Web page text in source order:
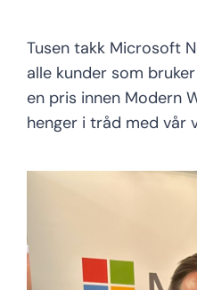
Tusen takk Microsoft
alle kunder som
en pris innen Modern
henger i tråd med vår